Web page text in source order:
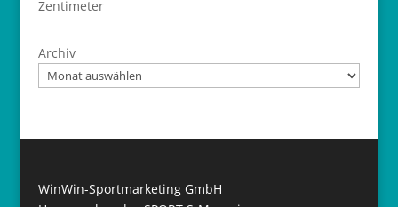
Zentimeter
Archiv
WinWin-Sportmarketing GmbH